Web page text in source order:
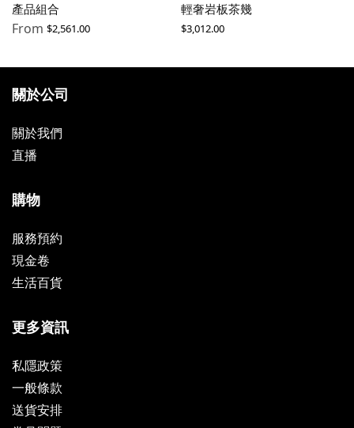
產品組合
From $2,561.00
輕奢岩板茶幾
$3,012.00
關於公司
關於我們
直播
購物
服務預約
現金卷
生活百貨
更多資訊
私隱政策
一般條款
送貨安排